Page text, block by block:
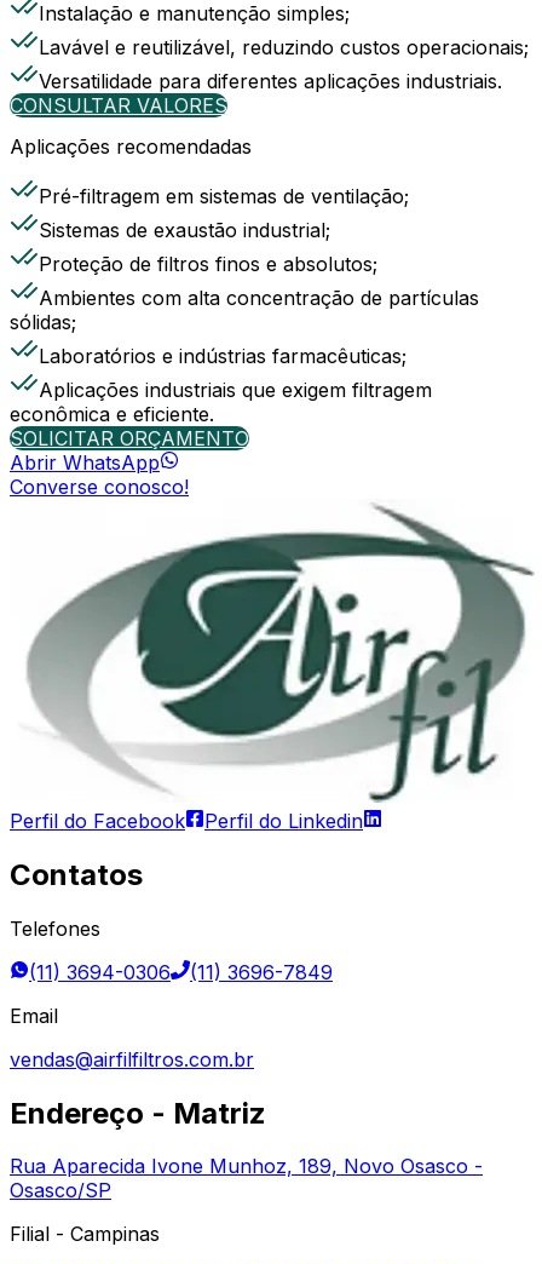
Instalação e manutenção simples;
Lavável e reutilizável, reduzindo custos operacionais;
Versatilidade para diferentes aplicações industriais.
CONSULTAR VALORES
Aplicações recomendadas
Pré-filtragem em sistemas de ventilação;
Sistemas de exaustão industrial;
Proteção de filtros finos e absolutos;
Ambientes com alta concentração de partículas
sólidas;
Laboratórios e indústrias farmacêuticas;
Aplicações industriais que exigem filtragem
econômica e eficiente.
SOLICITAR ORÇAMENTO
Abrir WhatsApp
Converse conosco!
Perfil do Facebook Perfil do Linkedin
Contatos
Telefones
(11) 3694-0306
(11) 3696-7849
Email
vendas@airfilfiltros.com.br
Endereço - Matriz
Rua Aparecida Ivone Munhoz, 189, Novo Osasco -
Osasco/SP
Filial - Campinas